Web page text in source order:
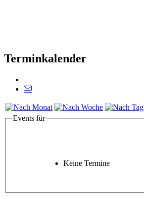
Terminkalender
Events für
Keine Termine